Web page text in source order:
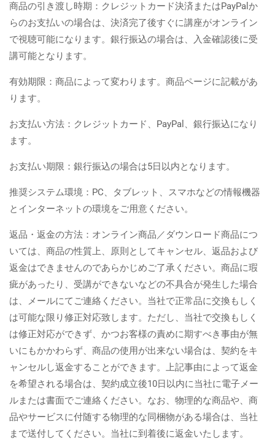
商品の引き渡し時期：クレジットカード決済またはPayPalか
らのお支払いの場合は、決済完了後すぐに講座がオンライン
で視聴可能になります。銀行振込の場合は、入金確認後に受
講可能となります。
有効期限：商品によって変わります。商品ページに記載があ
ります。
お支払い方法：クレジットカード、PayPal、銀行振込になり
ます。
お支払い期限：銀行振込の場合は5日以内となります。
推奨システム環境：PC、タブレット、スマホなどの情報機器
とインターネットの環境をご用意ください。
返品・返金の方法：オンライン商品／ダウンロード商品につ
いては、商品の性質上、原則としてキャンセル、返品および
返金はできませんのであらかじめご了承ください。商品に瑕
疵があったり、受講ができないなどの不具合が発生した場合
は、メールにてご連絡ください。当社で正常品に交換もしく
は可能な限り修正対応致します。ただし、当社で交換もしく
は修正対応ができず、かつお客様の責めに期すべき事由が無
いにもかかわらず、商品の使用が出来ない場合は、契約をキ
ャンセルし返金することができます。上記事由によって返金
を希望される場合は、契約成立後10日以内に当社に電子メー
ルまたは書面でご連絡ください。なお、物理的な商品や、商
品やサービスに付随する物理的な同梱物がある場合は、当社
まで送付してください。当社に到着後に返金いたします。